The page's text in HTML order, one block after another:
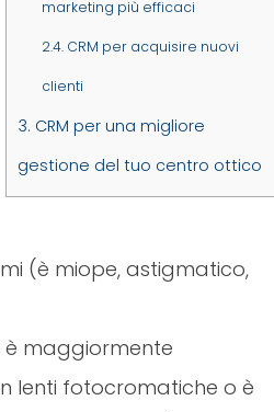
marketing più efficaci
2.4.CRM per acquisire nuovi
clienti
3. CRM per una migliore
gestione del tuo centro ottico
(è miope, astigmatico,
è maggiormente
lenti fotocromatiche o è